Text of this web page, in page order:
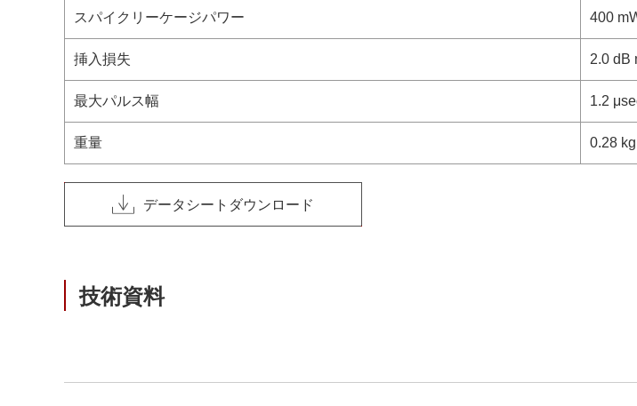
スパイクリーケージパワー 400
挿入損失 2.0 dB
最大パルス幅 1.2
重量 0.28 kg
データシートダウンロード
技術資料